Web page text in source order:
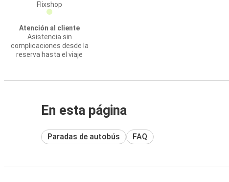
Flixshop
Atención al cliente
Asistencia sin
complicaciones desde la
reserva hasta el viaje
En esta página
Paradas de autobús FAQ